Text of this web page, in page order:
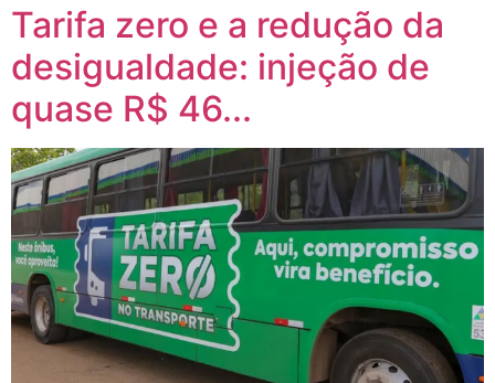
Tarifa zero e a redução da
desigualdade: injeção de
quase R$ 46...